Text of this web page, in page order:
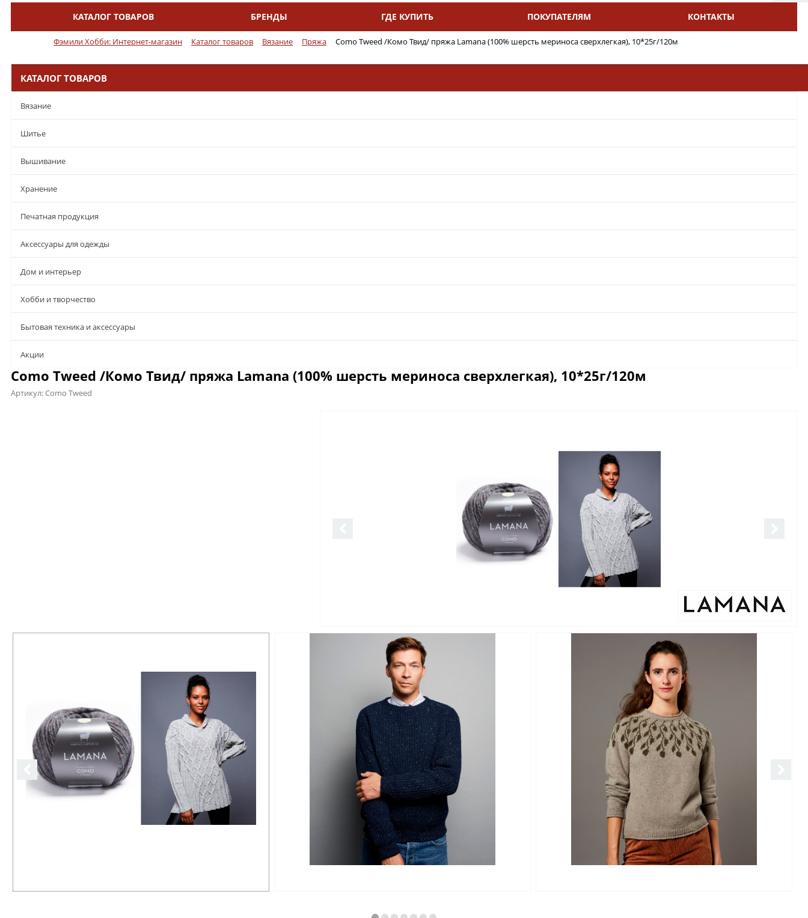
КАТАЛОГ ТОВАРОВ БРЕНДЫ ГДЕ КУПИТЬ ПОКУПАТЕЛЯМ КОНТАКТЫ
Фэмили Хобби: Интернет-магазин Каталог товаров Вязание Пряжа Como Tweed /Комо Твид/ пряжа Lamana (100% шерсть мериноса сверхлегкая), 10*25г/120м
КАТАЛОГ ТОВАРОВ
Вязание
Шитье
Вышивание
Хранение
Печатная продукция
Аксессуары для одежды
Дом и интерьер
Хобби и творчество
Бытовая техника и аксессуары
Aкции
Como Tweed /Комо Твид/ пряжа Lamana (100% шерсть мериноса сверхлегкая), 10*25г/120м
Артикул:Como Tweed